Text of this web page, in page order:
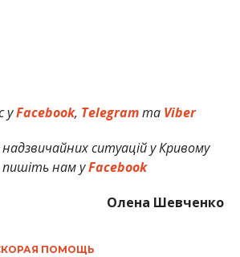
уFacebook, Telegramта Viber
ситуацій у Кривому
пишіть нам уFacebook
Олена Шевченко
ПОМОЩЬ